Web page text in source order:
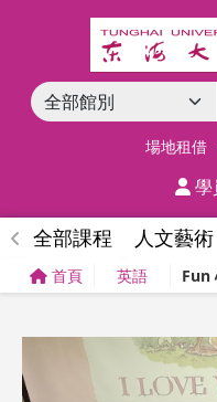
場地租借
學
全部課程 人文藝術
首頁 英語 Fun